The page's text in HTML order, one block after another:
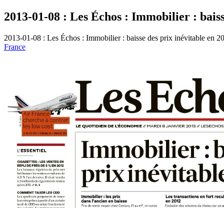
2013-01-08 : Les Échos : Immobilier :
2013-01-08 : Les Échos : Immobilier : baisse des prix inévitable en
France